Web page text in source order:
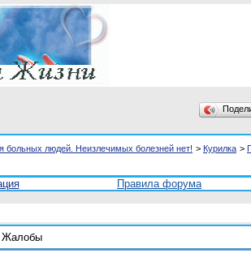
больных людей. Неизлечимых болезней нет! > Курилка >
Правила форума